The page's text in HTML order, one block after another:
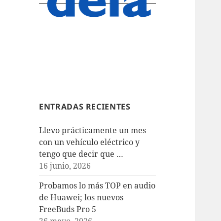
ENTRADAS RECIENTES
Llevo prácticamente un mes
con un vehículo eléctrico y
tengo que decir que …
16 junio, 2026
Probamos lo más TOP en audio
de Huawei; los nuevos
FreeBuds Pro 5